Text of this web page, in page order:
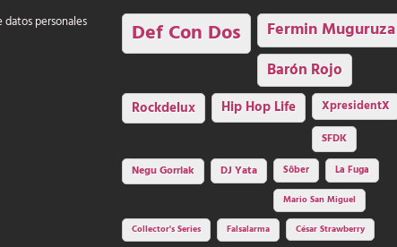
personales
Def Con Dos Fermin Muguruza
Barón Rojo
Rockdelux Hip Hop Life
XpresidentX
SFDK
Negu Gorriak
DJ Yata Sôber
La Fuga
Mario San Miguel
Collector's Series
Falsalarma César Strawberry